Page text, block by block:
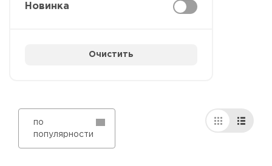
Новинка
Очистить
по
популярности